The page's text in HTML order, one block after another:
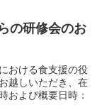
の研修会のお
おける食支援の役
越しいただき、在
および概要日時：